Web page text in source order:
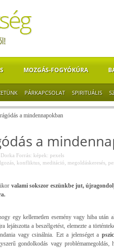
MOZGÁS-FOGYÓKÚRA
PÁRKAPCSOLAT SPIRITUÁLIS
a mindennapokban
a
Forrás: képek: pexels
konfliktus meditáció megoldáskeresés
valami sokszor eszünkbe jut,
egy kellemetlen esemény vagy hiba után
lejátszotta a beszélgetést, elemezte a
vagy csinálnia. Ezt a jelenséget a
gondolkodás vagy problémamegoldás,